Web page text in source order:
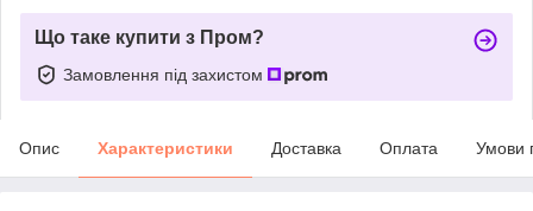
Що таке купити з Пром?
Замовлення під захистом
Опис Характеристики Доставка Оплата Умови